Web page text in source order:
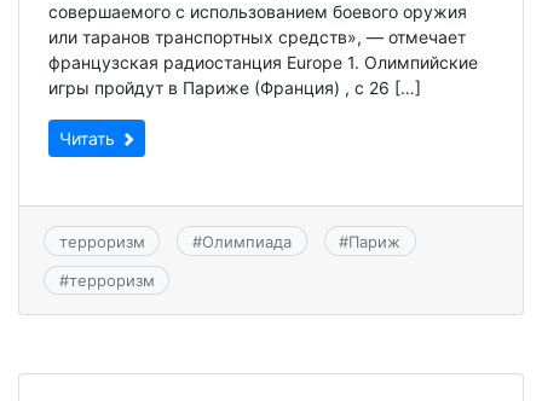
совершаемого с использованием боевого оружия
или таранов транспортных средств», — отмечает
французская радиостанция Europe 1. Олимпийские
игры пройдут в Париже (Франция) , с 26 […]
Читать
терроризм #Олимпиада #Париж
#терроризм